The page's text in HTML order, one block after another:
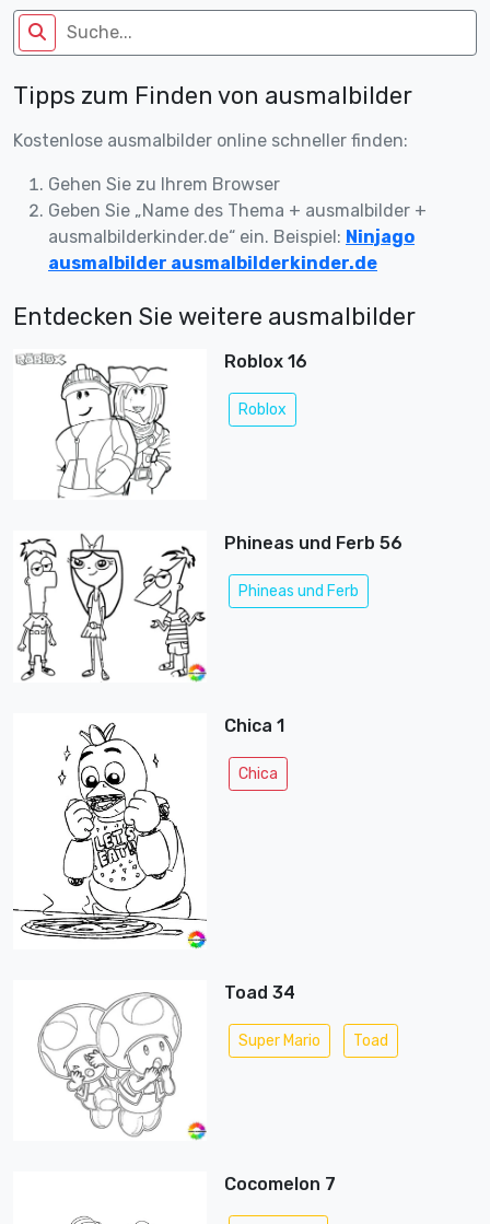
Tipps zum Finden von ausmalbilder
Kostenlose ausmalbilder online schneller finden:
Gehen Sie zu Ihrem Browser
Geben Sie „Name des Thema + ausmalbilder +
ausmalbilderkinder.de“ ein. Beispiel: Ninjago
ausmalbilder ausmalbilderkinder.de
Entdecken Sie weitere ausmalbilder
Roblox 16
Roblox
Phineas und Ferb 56
Phineas und Ferb
Chica 1
Chica
Toad 34
Super Mario Toad
Cocomelon 7